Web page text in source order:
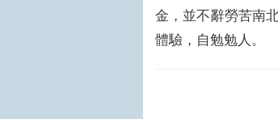
金，並不辭勞苦南
體驗，自勉勉人。